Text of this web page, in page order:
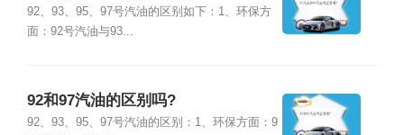
92、93、95、97号汽油的区别如下：1、环保方
面：92号汽油与93...
92和97汽油的区别吗?
92、93、95、97号汽油的区别：1、环保方面：9